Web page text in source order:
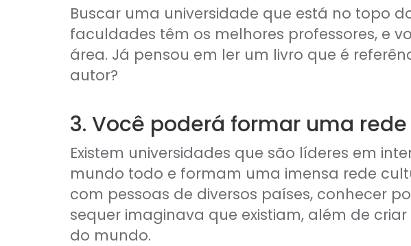
Buscar uma universidade que está no topo
faculdades têm os melhores professores, e
área. Já pensou em ler um livro que é
autor?
3. Você poderá formar uma
Existem universidades que são líderes em
mundo todo e formam uma imensa rede
com pessoas de diversos países, conhecer
sequer imaginava que existiam, além de
do mundo.